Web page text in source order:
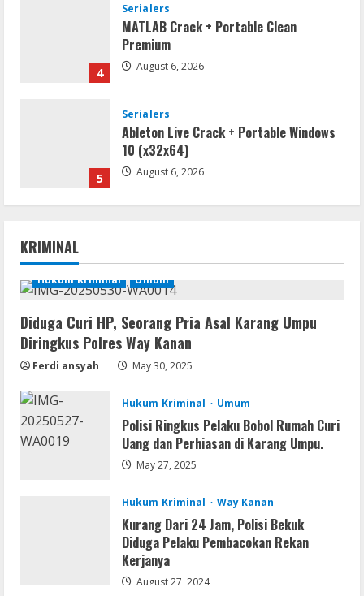
4
Serialers
MATLAB Crack + Portable Clean
Premium
August 6, 2026
5
Serialers
Ableton Live Crack + Portable Windows
10 (x32x64)
August 6, 2026
1 August 7, 2026
Serialers
MATLAB R2024b Crack exe [Full] x64
Bypass
Serialers
VMware Workstation Portable +
Activator Final
Serialers
MATLAB Crack + Portable Clean
Premium
KRIMINAL
Hukum Kriminal Umum
Diduga Curi HP, Seorang Pria Asal Karang Umpu
Diringkus Polres Way Kanan
Ferdi ansyah May 30, 2025
Hukum Kriminal Umum
Polisi Ringkus Pelaku Bobol Rumah Curi
Uang dan Perhiasan di Karang Umpu.
May 27, 2025
Hukum Kriminal Way Kanan
Kurang Dari 24 Jam, Polisi Bekuk
Diduga Pelaku Pembacokan Rekan
Kerjanya
August 27, 2024